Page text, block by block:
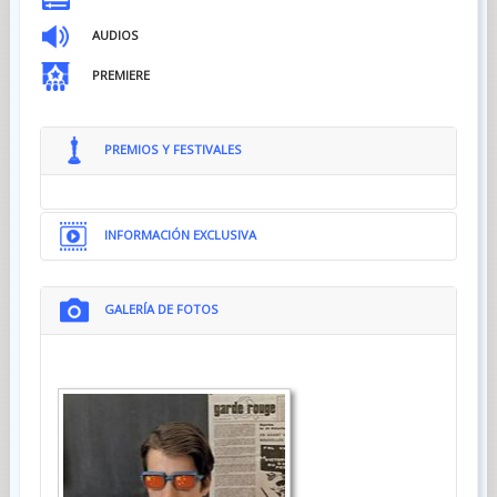
AUDIOS
PREMIERE
PREMIOS Y FESTIVALES
INFORMACIÓN EXCLUSIVA
GALERÍA DE FOTOS